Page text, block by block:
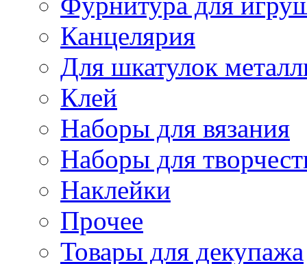
Канцелярия
Для шкатулок
Клей
Наборы для вязания
Наборы для
Наклейки
Прочее
Товары для декупажа